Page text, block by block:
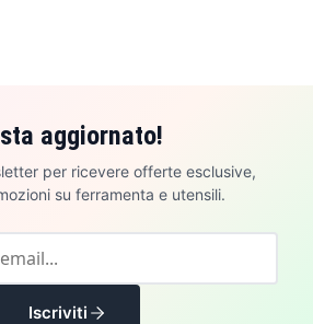
aggiornato!
per ricevere offerte esclusive,
su ferramenta e utensili.
Iscriviti